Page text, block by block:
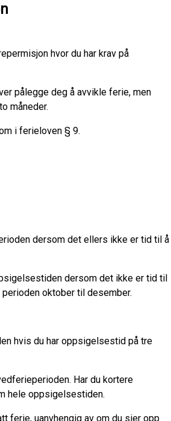
hvor du har krav på
pålegge deg å avvikle ferie, men
måneder.
i ferieloven § 9.
dersom det ellers ikke er tid til å
dersom det ikke er tid til
oktober til desember.
hvis du har oppsigelsestid på tre
Har du kortere
hele oppsigelsestiden.
ferie, uanvhengig av om du sier opp